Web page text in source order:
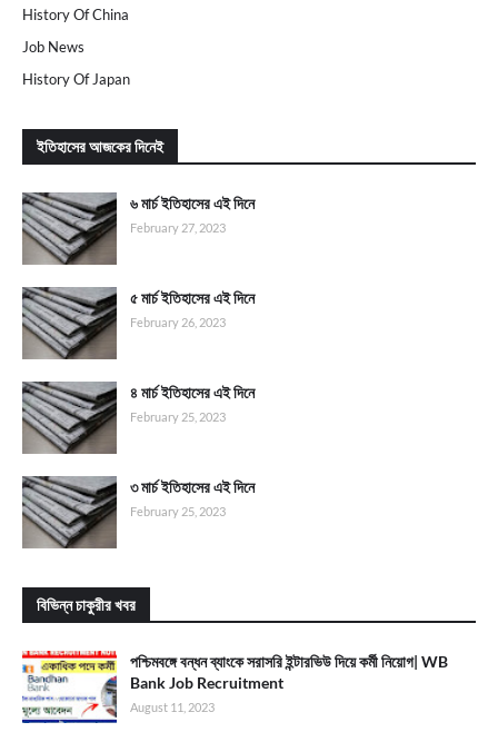
History Of China
Job News
History Of Japan
ইতিহাসের আজকের দিনেই
৬ মার্চ ইতিহাসের এই দিনে
February 27, 2023
৫ মার্চ ইতিহাসের এই দিনে
February 26, 2023
৪ মার্চ ইতিহাসের এই দিনে
February 25, 2023
৩ মার্চ ইতিহাসের এই দিনে
February 25, 2023
বিভিন্ন চাকুরীর খবর
পশ্চিমবঙ্গে বন্ধন ব্যাংকে সরাসরি ইন্টারভিউ দিয়ে কর্মী নিয়োগ| WB
Bank Job Recruitment
August 11, 2023